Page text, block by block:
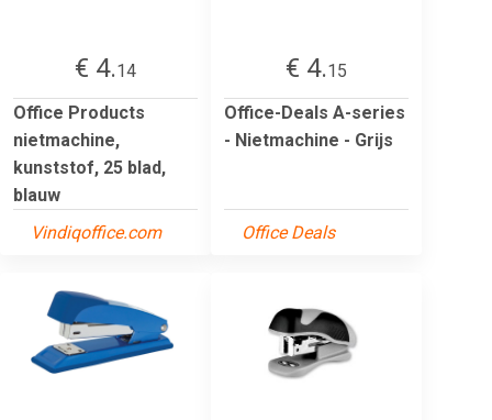
€ 4.14
Office Products
nietmachine,
kunststof, 25 blad,
blauw
Vindiqoffice.com
€ 4.15
Office-Deals A-series
- Nietmachine - Grijs
Office Deals